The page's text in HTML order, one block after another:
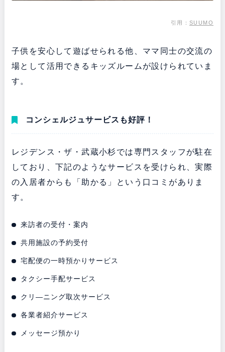
引用：SUUMO
子供を安心して遊ばせられる他、ママ同士の交流の
場として活用できるキッズルームが設けられていま
す。
コンシェルジュサービスも好評！
レジデンス・ザ・武蔵小杉では専門スタッフが駐在
しており、下記のようなサービスを受けられ、実際
の入居者からも「助かる」という口コミがありま
す。
来訪者の受付・案内
共用施設の予約受付
宅配便の一時預かりサービス
タクシー手配サービス
クリ―ニング取次サービス
各業者紹介サービス
メッセージ預かり